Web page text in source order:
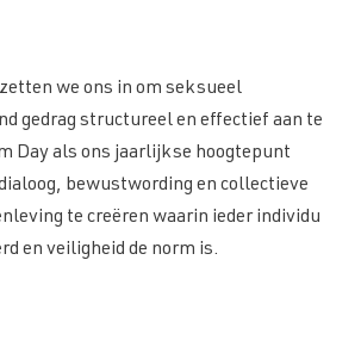
we ons in om seksueel
gedrag structureel en effectief aan te
Day als ons jaarlijkse hoogtepunt
bewustwording en collectieve
te creëren waarin ieder individu
en veiligheid de norm is.